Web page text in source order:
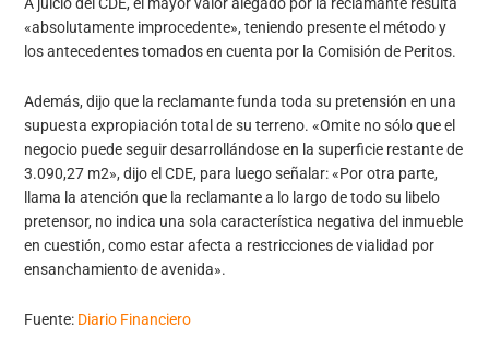
«absolutamente improcedente», teniendo presente el método y
los antecedentes tomados en cuenta por la Comisión de Peritos.
Además, dijo que la reclamante funda toda su pretensión en una
supuesta expropiación total de su terreno. «Omite no sólo que el
negocio puede seguir desarrollándose en la superficie restante de
3.090,27 m2», dijo el CDE, para luego señalar: «Por otra parte,
llama la atención que la reclamante a lo largo de todo su libelo
pretensor, no indica una sola característica negativa del inmueble
en cuestión, como estar afecta a restricciones de vialidad por
ensanchamiento de avenida».
Fuente: Diario Financiero